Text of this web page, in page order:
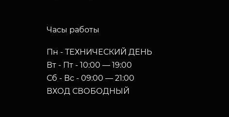
Часы работы
Пн - ТЕХНИЧЕСКИЙ ДЕНЬ
Вт - Пт - 10:00 — 19:00
Сб - Вс - 09:00 — 21:00
ВХОД СВОБОДНЫЙ